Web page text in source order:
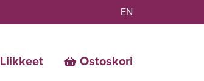
EN
Liikkeet Ostoskori